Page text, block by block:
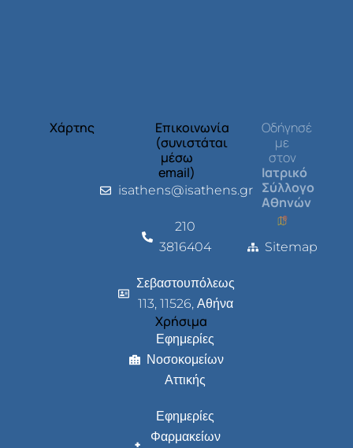
Χάρτης
Επικοινωνία
(συνιστάται
μέσω
email)
isathens@isathens.gr
210
3816404
Σεβαστουπόλεως
113, 11526, Αθήνα
Χρήσιμα
Εφημερίες
Νοσοκομείων
Αττικής
Εφημερίες
Φαρμακείων
Οδήγησέ
με
στον
Ιατρικό
Σύλλογο
Αθηνών
Sitemap